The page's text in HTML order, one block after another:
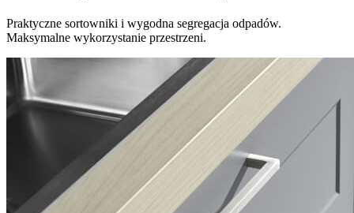
Praktyczne sortowniki i wygodna segregacja odpadów.
Maksymalne wykorzystanie przestrzeni.